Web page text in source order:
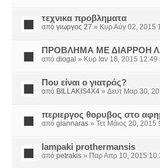
τεχνικα προβληματα
από γιωργος 27 » Κυρ Αύγ 02, 2015
ΠΡΟΒΛΗΜΑ ΜΕ ΔΙΑΡΡΟΗ
από diogal » Κυρ Ιαν 18, 2015 12:49
Που είναι ο γιατρός?
από BILLAKIS4X4 » Δευτ Μαρ 30,
περιεργος θορυβος στο
από giannaras » Τετ Μάιος 20, 2015
lampaki prothermansis
από petrakis » Παρ Απρ 10, 2015